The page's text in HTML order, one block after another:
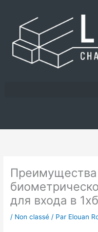
contenu
Преимущества
для входа в
/ Non classé / Par Elouan